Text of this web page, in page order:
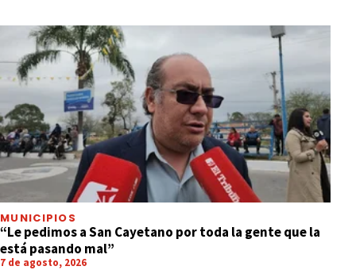
MUNICIPIOS
“Le pedimos a San Cayetano por toda la gente que la
está pasando mal”
7 de agosto, 2026